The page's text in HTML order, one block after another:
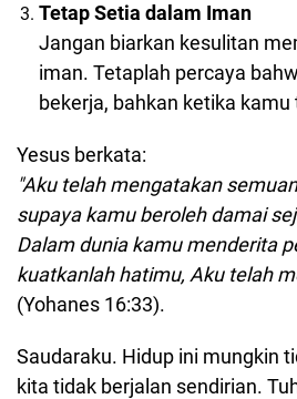
Tetap Setia dalam Iman
Jangan biarkan kesulitan
iman. Tetaplah percaya
bekerja, bahkan ketika
Yesus berkata:
"Aku telah mengatakan
supaya kamu beroleh damai
Dalam dunia kamu menderita
kuatkanlah hatimu, Aku telah
(Yohanes 16:33).
Saudaraku. Hidup ini mungkin
kita tidak berjalan sendirian.